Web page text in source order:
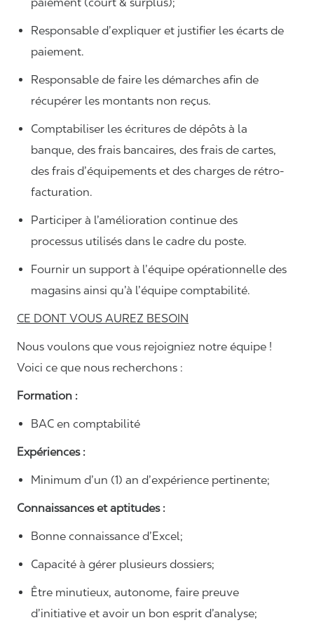
paiement (court & surplus);
Responsable d’expliquer et justifier les écarts de
paiement.
Responsable de faire les démarches afin de
récupérer les montants non reçus.
Comptabiliser les écritures de dépôts à la
banque, des frais bancaires, des frais de cartes,
des frais d’équipements et des charges de rétro-
facturation.
Participer à l’amélioration continue des
processus utilisés dans le cadre du poste.
Fournir un support à l’équipe opérationnelle des
magasins ainsi qu’à l’équipe comptabilité.
CE DONT VOUS AUREZ BESOIN
Nous voulons que vous rejoigniez notre équipe !
Voici ce que nous recherchons :
Formation :
BAC en comptabilité
Expériences :
Minimum d’un (1) an d’expérience pertinente;
Connaissances et aptitudes :
Bonne connaissance d’Excel;
Capacité à gérer plusieurs dossiers;
Être minutieux, autonome, faire preuve
d’initiative et avoir un bon esprit d’analyse;